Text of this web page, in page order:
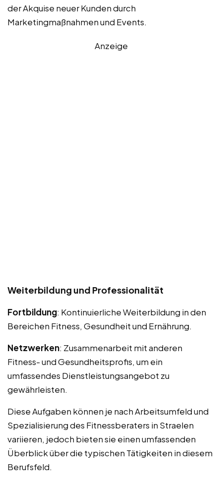
der Akquise neuer Kunden durch
Marketingmaßnahmen und Events.
Anzeige
Weiterbildung und Professionalität
Fortbildung: Kontinuierliche Weiterbildung in den
Bereichen Fitness, Gesundheit und Ernährung.
Netzwerken: Zusammenarbeit mit anderen
Fitness- und Gesundheitsprofis, um ein
umfassendes Dienstleistungsangebot zu
gewährleisten.
Diese Aufgaben können je nach Arbeitsumfeld und
Spezialisierung des Fitnessberaters in Straelen
variieren, jedoch bieten sie einen umfassenden
Überblick über die typischen Tätigkeiten in diesem
Berufsfeld.